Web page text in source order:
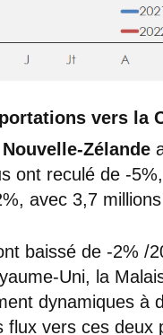
vers la
Nouvelle-Zélande
ont reculé de -
avec 3,7
baissé de -2% /
Uni, la
dynamiques à
vers ces deux